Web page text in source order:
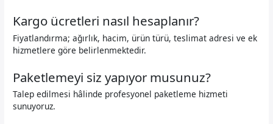
Kargo ücretleri nasıl hesaplanır?
Fiyatlandırma; ağırlık, hacim, ürün türü, teslimat adresi ve ek
hizmetlere göre belirlenmektedir.
Paketlemeyi siz yapıyor musunuz?
Talep edilmesi hâlinde profesyonel paketleme hizmeti
sunuyoruz.